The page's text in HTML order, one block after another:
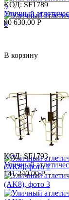
КОД: SF1789
Уличный
90 630.00 Р
В корзину
КОД: SF1793
Уличный
141 240.00 Р